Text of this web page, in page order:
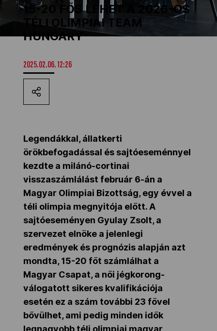
Los Angeles 2028
Kettőskarrier-program
Társszervezetek
OVEP
Adatbank
15-20 FŐS LEHET A 2026-OS
TÉLI OLIMPIAI TEAM
HUNGARY
2025.02.06. 12:26
Legendákkal, állatkerti
örökbefogadással és sajtóeseménnyel
kezdte a milánó-cortinai
visszaszámlálást február 6-án a
Magyar Olimpiai Bizottság, egy évvel a
téli olimpia megnyitója előtt. A
sajtóeseményen Gyulay Zsolt, a
szervezet elnöke a jelenlegi
eredmények és prognózis alapján azt
mondta, 15-20 főt számlálhat a
Magyar Csapat, a női jégkorong-
válogatott sikeres kvalifikációja
esetén ez a szám további 23 fővel
bővülhet, ami pedig minden idők
legnagyobb téli olimpiai magyar